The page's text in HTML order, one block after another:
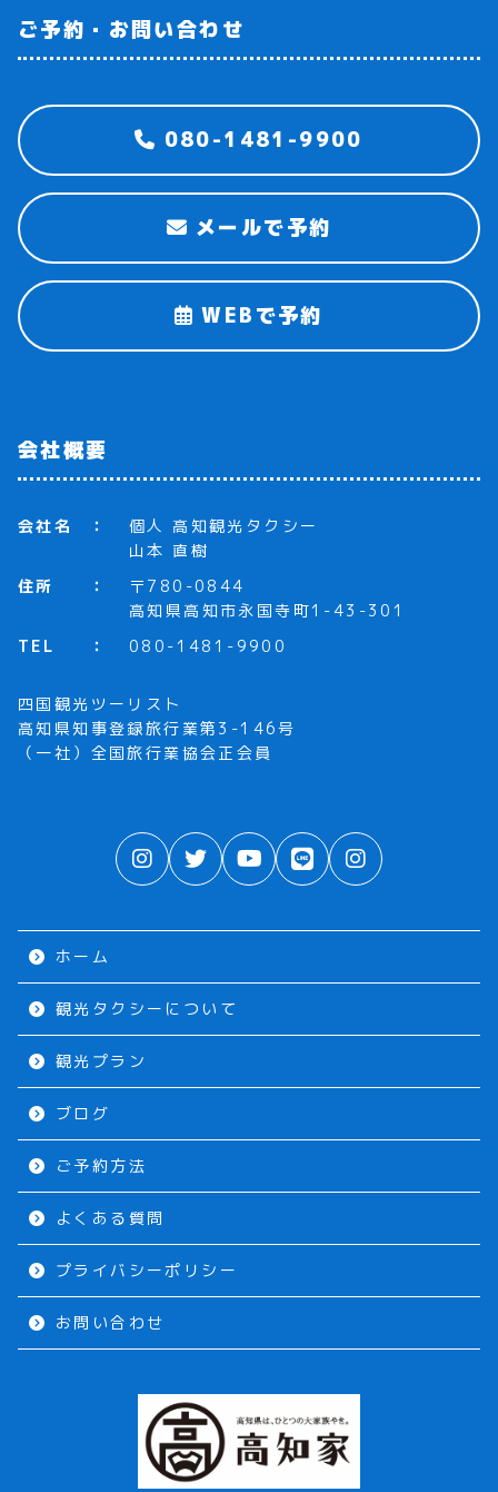
ご予約・お問い合わせ
080-1481-9900
メールで予約
WEBで予約
会社概要
会社名
個人 高知観光タクシー
山本 直樹
住所
〒780-0844
高知県高知市永国寺町1-43-301
TEL
080-1481-9900
四国観光ツーリスト
高知県知事登録旅行業第3-146号
（一社）全国旅行業協会正会員
ホーム
観光タクシーについて
観光プラン
ブログ
ご予約方法
よくある質問
プライバシーポリシー
お問い合わせ